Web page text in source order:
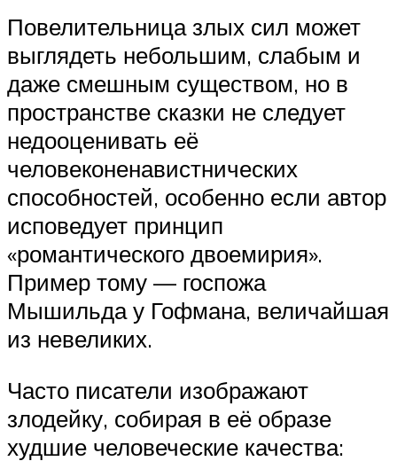
Повелительница злых сил может
выглядеть небольшим, слабым и
даже смешным существом, но в
пространстве сказки не следует
недооценивать её
человеконенавистнических
способностей, особенно если автор
исповедует принцип
«романтического двоемирия».
Пример тому — госпожа
Мышильда у Гофмана, величайшая
из невеликих.
Часто писатели изображают
злодейку, собирая в её образе
худшие человеческие качества: